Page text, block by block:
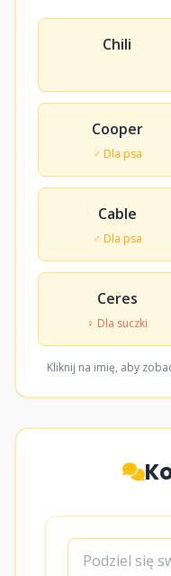
Chili
Cooper
♂ Dla psa
Cable
♂ Dla psa
Ceres
♀ Dla suczki
Kliknij na imię, aby